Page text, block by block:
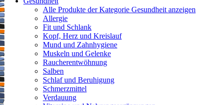
Alle Produkte der Kategorie Gesundheit anzeigen
Allergie
Fit und Schlank
Kopf, Herz und Kreislauf
Mund und Zahnhygiene
Muskeln und Gelenke
Raucherentwöhnung
Salben
Schlaf und Beruhigung
Schmerzmittel
Verdauung